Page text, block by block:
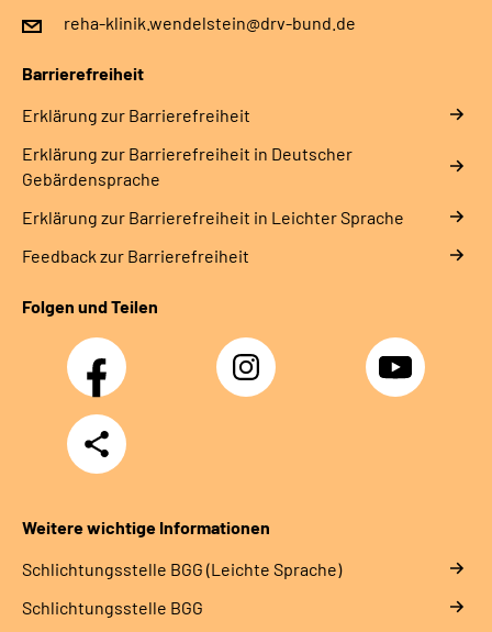
reha-klinik.wendelstein@drv-bund.de
Barrierefreiheit
Erklärung zur Barrierefreiheit
Erklärung zur Barrierefreiheit in Deutscher
Gebärdensprache
Erklärung zur Barrierefreiheit in Leichter Sprache
Feedback zur Barrierefreiheit
Folgen und Teilen
Facebook Instagram YouTube
Teilen
Weitere wichtige Informationen
Schlich­tungs­stel­le BGG (Leichte Sprache)
Schlich­tungs­stel­le BGG